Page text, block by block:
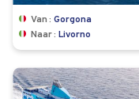
Van
Gorgona
Naar
Livorno